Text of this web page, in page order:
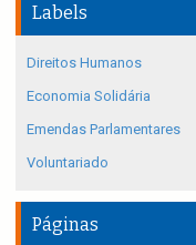
Labels
Direitos Humanos
Economia Solidária
Emendas Parlamentares
Voluntariado
Páginas